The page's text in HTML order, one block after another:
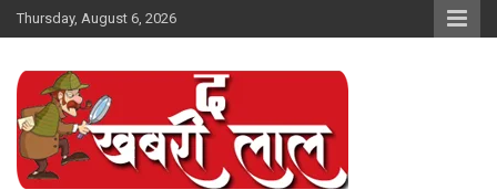
Skip
to
Thursday, August 6, 2026